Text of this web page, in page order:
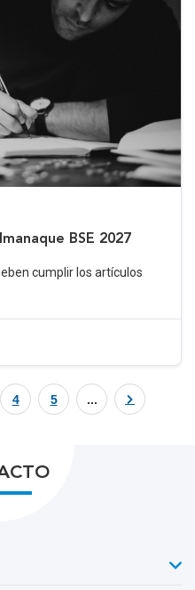
BSE 2027
cumplir los artículos
4 5 ...